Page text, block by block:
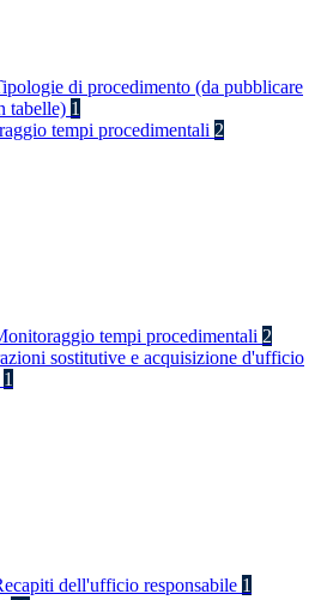
di procedimento (da pubblicare
tabelle) 1
tempi procedimentali 2
tempi procedimentali 2
sostitutive e acquisizione d'ufficio
1
dell'ufficio responsabile 1